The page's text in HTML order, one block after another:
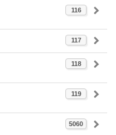
116
117
118
119
5060